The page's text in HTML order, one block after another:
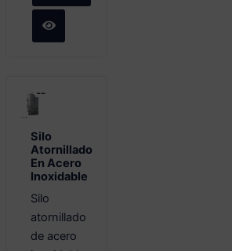
Silo
Atornillado
En Acero
Inoxidable
Silo
atornillado
de acero